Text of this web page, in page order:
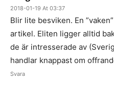
2018-01-19 At 03:37
Blir lite besviken. En
artikel. Eliten ligger alltid
de är intresserade av
handlar knappast om
Svara